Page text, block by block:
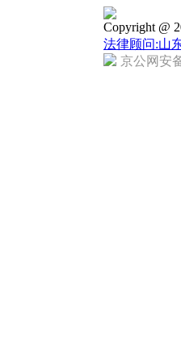
Copyright @
法律顾问:山
京公网安